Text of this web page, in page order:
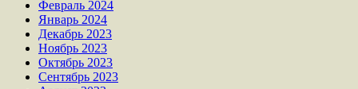
Февраль 2024
Январь 2024
Декабрь 2023
Ноябрь 2023
Октябрь 2023
Сентябрь 2023